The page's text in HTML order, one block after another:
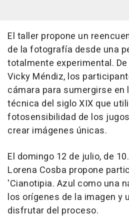
El taller propone un
de la fotografía desde una
totalmente experimental.
Vicky Méndiz, los
cámara para sumergirse en
técnica del siglo XIX que
fotosensibilidad de los
crear imágenes únicas.
El domingo 12 de julio, de
Lorena Cosba propone
'Cianotipia. Azul como una
los orígenes de la imagen y
disfrutar del proceso.